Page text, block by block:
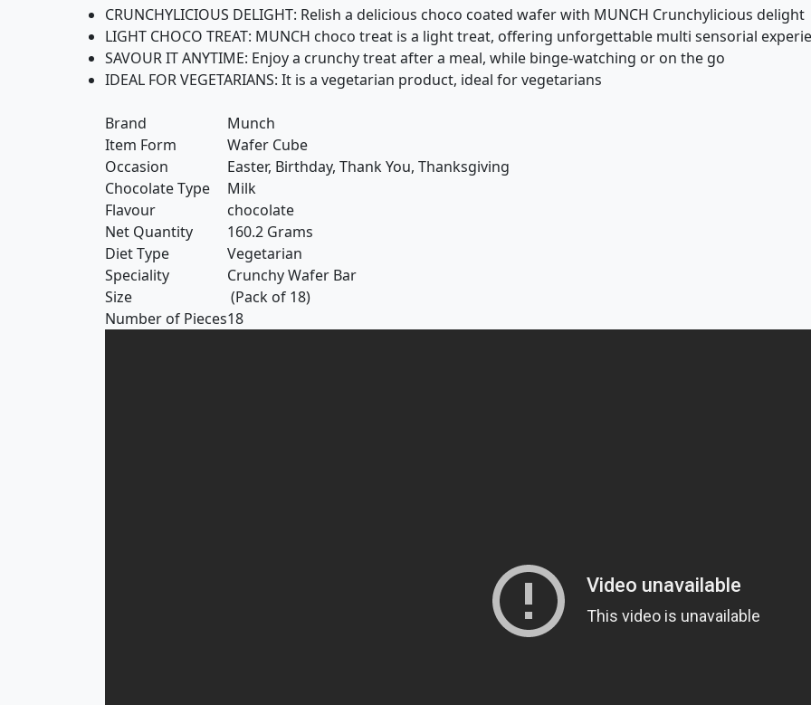
CRUNCHYLICIOUS DELIGHT: Relish a delicious choco coated wafer with MUNCH Crunchylicious delight
LIGHT CHOCO TREAT: MUNCH choco treat is a light treat, offering unforgettable multi sensorial
SAVOUR IT ANYTIME: Enjoy a crunchy treat after a meal, while binge-watching or on the go
IDEAL FOR VEGETARIANS: It is a vegetarian product, ideal for vegetarians
Brand
Munch
Item Form
Wafer Cube
Occasion
Easter, Birthday, Thank You, Thanksgiving
Chocolate Type
Milk
Flavour
chocolate
Net Quantity
160.2 Grams
Diet Type
Vegetarian
Speciality
Crunchy Wafer Bar
Size
(Pack of 18)
Number of Pieces18